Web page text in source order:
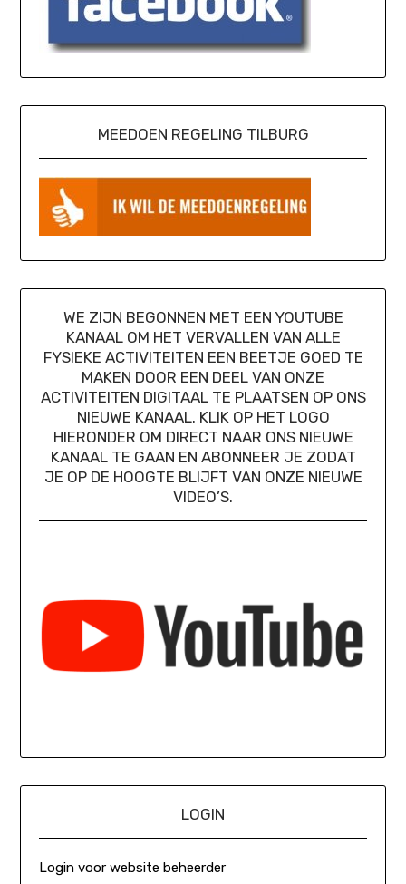
MEEDOEN REGELING TILBURG
WE ZIJN BEGONNEN MET EEN YOUTUBE
KANAAL OM HET VERVALLEN VAN ALLE
FYSIEKE ACTIVITEITEN EEN BEETJE GOED TE
MAKEN DOOR EEN DEEL VAN ONZE
ACTIVITEITEN DIGITAAL TE PLAATSEN OP ONS
NIEUWE KANAAL. KLIK OP HET LOGO
HIERONDER OM DIRECT NAAR ONS NIEUWE
KANAAL TE GAAN EN ABONNEER JE ZODAT
JE OP DE HOOGTE BLIJFT VAN ONZE NIEUWE
VIDEO’S.
LOGIN
Login voor website beheerder